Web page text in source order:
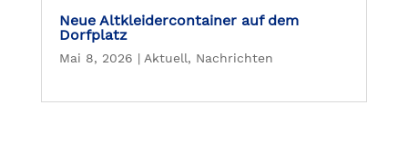
Neue Altkleidercontainer auf dem
Dorfplatz
Mai 8, 2026 | Aktuell, Nachrichten